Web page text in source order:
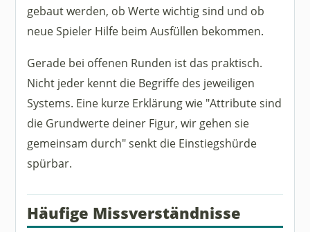
gebaut werden, ob Werte wichtig sind und ob
neue Spieler Hilfe beim Ausfüllen bekommen.
Gerade bei offenen Runden ist das praktisch.
Nicht jeder kennt die Begriffe des jeweiligen
Systems. Eine kurze Erklärung wie "Attribute sind
die Grundwerte deiner Figur, wir gehen sie
gemeinsam durch" senkt die Einstiegshürde
spürbar.
Häufige Missverständnisse